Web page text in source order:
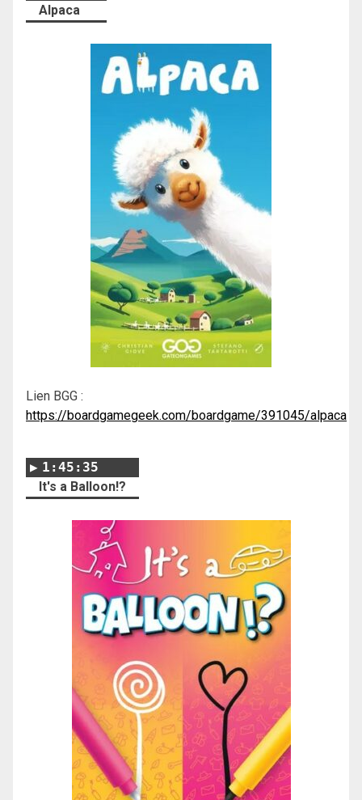
Alpaca
Lien BGG :
https://boardgamegeek.com/boardgame/391045/alpaca
1:45:35
It's a Balloon!?